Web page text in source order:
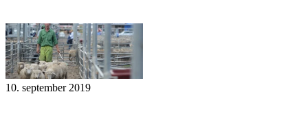
10. september 2019